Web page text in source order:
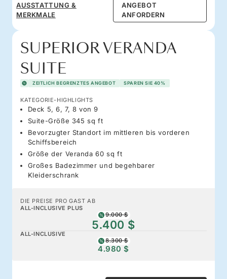
AUSSTATTUNG &
MERKMALE
ANGEBOT
ANFORDERN
SUPERIOR VERANDA
SUITE
ZEITLICH BEGRENZTES ANGEBOT SPAREN SIE 40%
KATEGORIE-HIGHLIGHTS
Deck 5, 6, 7, 8 von 9
Suite-Größe 345 sq ft
Bevorzugter Standort im mittleren bis vorderen
Schiffsbereich
Größe der Veranda 60 sq ft
Großes Badezimmer und begehbarer
Kleiderschrank
DIE PREISE PRO GAST AB
ALL-INCLUSIVE PLUS
9.000 $
5.400 $
ALL-INCLUSIVE
8.300 $
4.980 $